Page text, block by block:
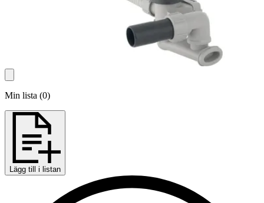
Min lista (0)
Lägg till i listan